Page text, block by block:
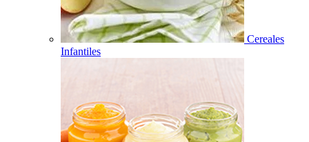
Cereales
Infantiles